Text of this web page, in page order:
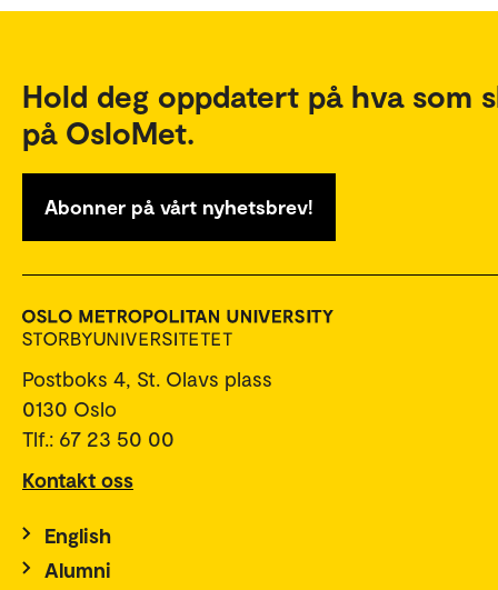
Hold deg oppdatert på hva som
på OsloMet.
Abonner på vårt nyhetsbrev!
Postboks 4, St. Olavs plass
0130 Oslo
Tlf.: 67 23 50 00
Kontakt oss
English
Alumni